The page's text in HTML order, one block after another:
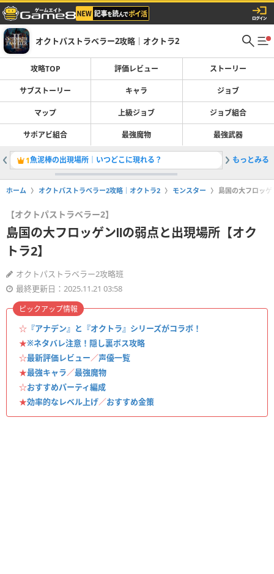
オクトパストラベラー2攻略｜オクトラ2
攻略TOP 評価レビュー ストーリー
サブストーリー キャラ ジョブ
マップ 上級ジョブ ジョブ組合
サポアビ組合 最強魔物 最強武器
1魚泥棒の出現場所｜いつどこに現れる？ 2歴戦武
もっとみる
ホーム オクトパストラベラー2攻略｜オクトラ2 モンスター 島国の大フロッ
【オクトパストラベラー2】
島国の大フロッゲンⅡの弱点と出現場所【オク
トラ2】
オクトパストラベラー2攻略班
最終更新日：2025.11.21 03:58
☆ 『アナデン』と『オクトラ』シリーズがコラボ！
★※ネタバレ注意！隠し裏ボス攻略
☆最新評価レビュー／声優一覧
★最強キャラ／最強魔物
☆おすすめパーティ編成
★効率的なレベル上げ／おすすめ金策
ピックアップ情報